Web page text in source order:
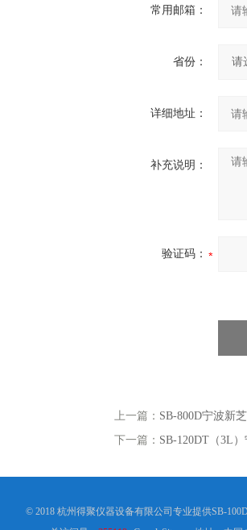
常用邮箱：
省份：
详细地址：
补充说明：
验证码：
上一篇： SB-800D宁波新
下一篇： SB-120DT（3L
© 2018 杭州得聚仪器设备有限公司专业提供SB-